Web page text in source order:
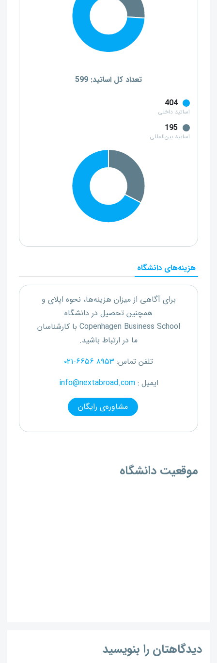
تعداد کل اساتید: 599
404
اساتید داخلی
195
اساتید بین‌المللی
هزینه‌های دانشگاه
برای آگاهی از میزان هزینه‌ها، نحوه اپلای و
همچنین تحصیل در دانشگاه
Copenhagen Business School با کارشناسان
ما در ارتباط باشید.
تلفن تماس: ۰۲۱-۶۶۵۶ ۸۹۵۳
ایمیل :info@nextabroad.com
مشاوره‌ی رایگان
موقعیت دانشگاه
دیدگاهتان را بنویسید